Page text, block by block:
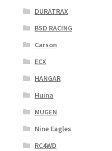
DURATRAX
BSD RACING
Carson
ECX
HANGAR
Huina
MUGEN
Nine Eagles
RC4WD